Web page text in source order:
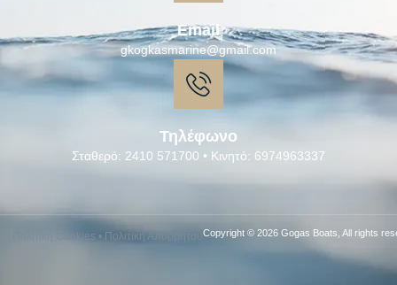
Email
gkogkasmarine@gmail.com
Τηλέφωνο
Σταθερό: 2410 571700 • Κινητό: 6974963337
Πολιτική Cookies • Πολιτική Απορρήτου Copyright © 2026 Gogas Boats, All rights